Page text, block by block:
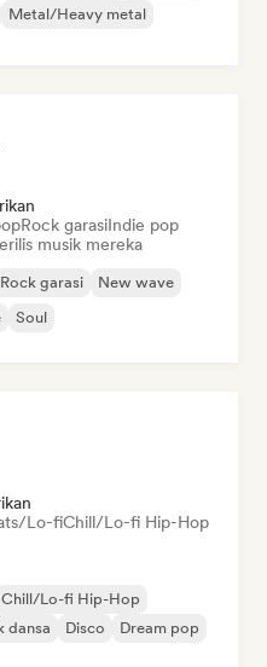
Metal/Heavy metal
Rock garasiIndie pop
musik mereka
Rock garasi
New wave
Soul
Lo-fiChill/Lo-fi Hip-Hop
Chill/Lo-fi Hip-Hop
dansa Disco
Dream pop